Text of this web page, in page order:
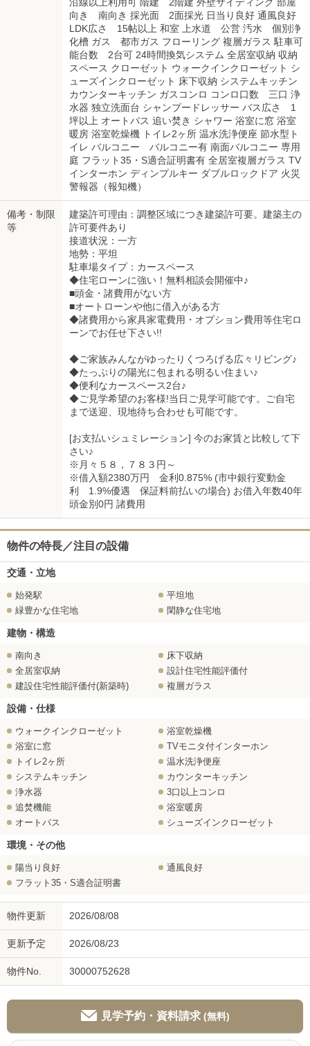
向き 南向き 採光面 2面採光 日当り良好 通風良好
LDK広さ 15帖以上 和室 上水道 公営 汚水 個別浄
化槽 ガス 都市ガス フローリング 複層ガラス 駐車可
能台数 2台可 24時間換気システム 全居室収納 収納
スペース クローゼット ウォークインクローゼット シ
ューズインクローゼット 床下収納 システムキッチン
カウンターキッチン ガスコンロ コンロ口数 三口 浄
水器 独立洗面台 シャンプードレッサー バス広さ 1
坪以上 オートバス 追い焚き シャワー 浴室に窓 浴室
暖房 浴室乾燥機 トイレ2ヶ所 温水洗浄便座 節水型ト
イレ バルコニー バルコニー有 南面バルコニー 専用
庭 フラット35・S適合証明書有 全居室複層ガラス TV
インターホン ディンプルキー ダブルロックドア 火災
警報器（報知機）
備考・制限
等
建築許可理由：調整区域につき建築許可要。建築主の
許可要件あり
接道状況：一方
地勢：平坦
駐車場タイプ：カースペース
◆住宅ローンに強い！無料相談会開催中♪
■頭金・諸費用がない方
■オートローンや他に借入がある方
◆諸費用から家具家電費用・オプション費用等住宅ロ
ーンでお任せ下さい!!
◆ご家族みんながゆったりくつろげる広々リビング♪
◆たっぷりの陽光に包まれる明るい住まい♪
◆便利なカースペース2台♪
◆ご見学希望のお客様!当日ご見学可能です。ご自宅
まで送迎、現地待ち合わせも可能です。
[お支払いシュミレーション] 今のお家賃と比較して下
さい♪
※月々５８，７８３円～
※借入額2380万円 金利0.875% (市中銀行変動金
利 1.9%優遇 保証料前払いの場合) お借入年数40年
頭金別0円 諸費用
物件の特長／注目の設備
交通・立地
始発駅
平坦地
緑豊かな住宅地
閑静な住宅地
建物・構造
南向き
床下収納
全居室収納
設計住宅性能評価付
建設住宅性能評価付(新築時)
複層ガラス
設備・仕様
ウォークインクローゼット
浴室乾燥機
浴室に窓
TVモニタ付インターホン
トイレ2ヶ所
温水洗浄便座
システムキッチン
カウンターキッチン
浄水器
3口以上コンロ
追焚機能
浴室暖房
オートバス
シューズインクローゼット
環境・その他
陽当り良好
通風良好
フラット35・S適合証明書
物件更新 2026/08/08
更新予定 2026/08/23
物件No. 30000752628
見学予約・資料請求 (無料)